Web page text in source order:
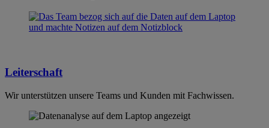
Leiterschaft
Wir unterstützen unsere Teams und Kunden mit Fachwissen.